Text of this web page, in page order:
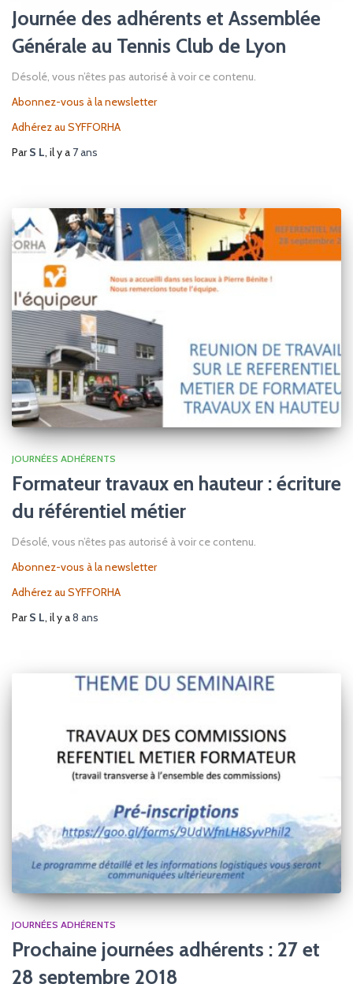
Journée des adhérents et Assemblée
Générale au Tennis Club de Lyon
Désolé, vous n’êtes pas autorisé à voir ce contenu.
Abonnez-vous à la newsletter
Adhérez au SYFFORHA
ParS L, il y a 7 ans
JOURNÉES ADHÉRENTS
Formateur travaux en hauteur : écriture
du référentiel métier
Désolé, vous n’êtes pas autorisé à voir ce contenu.
Abonnez-vous à la newsletter
Adhérez au SYFFORHA
ParS L, il y a8 ans
JOURNÉES ADHÉRENTS
Prochaine journées adhérents : 27 et
28 septembre 2018